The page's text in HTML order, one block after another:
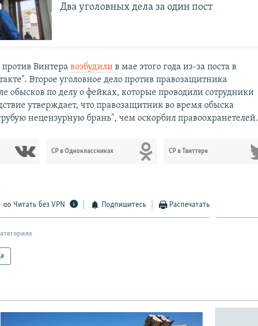
Два уголовных дела за один пост
Винтера возбудили в мае этого года из-за поста в
Второе уголовное дело против правозащитника
обысков по делу о фейках, которые проводили сотрудники
утверждает, что правозащитник во время обыска
нецензурную брань", чем оскорбил правоохранетелей.
СР в Одноклассниках СР в Твиттере
Читать без VPN Подпишитесь Распечатать